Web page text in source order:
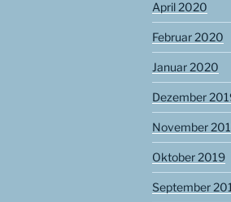
April 2020
Februar 2020
Januar 2020
Dezember
November
Oktober 2019
September